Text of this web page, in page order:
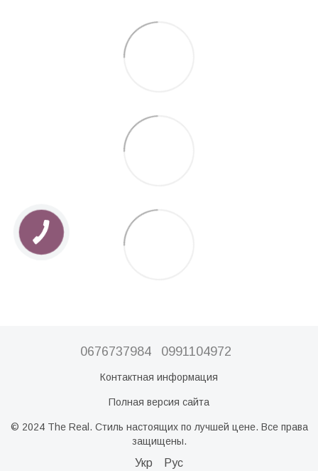
0676737984 0991104972
Контактная информация
Полная версия сайта
© 2024 The Real. Стиль настоящих по лучшей цене. Все права
защищены.
Укр Рус